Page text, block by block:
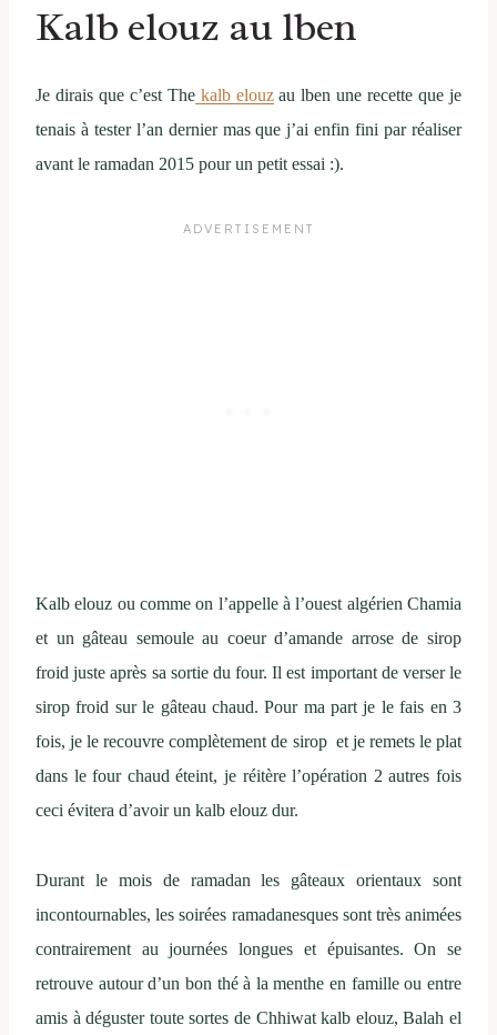
Kalb elouz au lben
Je dirais que c’est Thekalb elouzau lben une recette que je
tenais à tester l’an dernier mas que j’ai enfin fini par réaliser
avant le ramadan 2015 pour un petit essai :).
Kalb elouz ou comme on l’appelle à l’ouest algérien Chamia
et un gâteau semoule au coeur d’amande arrose de sirop
froid juste après sa sortie du four. Il est important de verser le
sirop froid sur le gâteau chaud. Pour ma part je le fais en 3
fois, je le recouvre complètement de sirop et je remets le plat
dans le four chaud éteint, je réitère l’opération 2 autres fois
ceci évitera d’avoir un kalb elouz dur.
Durant le mois de ramadan les gâteaux orientaux sont
incontournables, les soirées ramadanesques sont très animées
contrairement au journées longues et épuisantes. On se
retrouve autour d’un bon thé à la menthe en famille ou entre
amis à déguster toute sortes de Chhiwat kalb elouz, Balah el